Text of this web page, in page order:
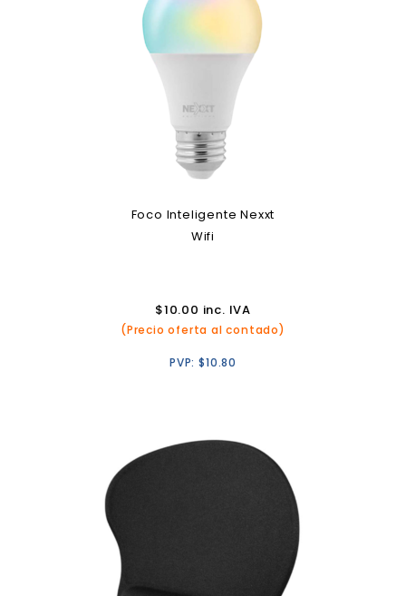
Foco Inteligente Nexxt
Wifi
$10.00 inc. IVA
(Precio oferta al contado)
PVP:$10.80